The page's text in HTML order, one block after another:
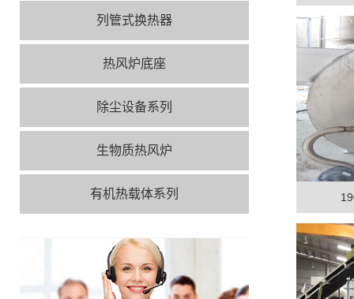
列管式换热器
热风炉底座
除尘设备系列
生物质热风炉
有机热载体系列